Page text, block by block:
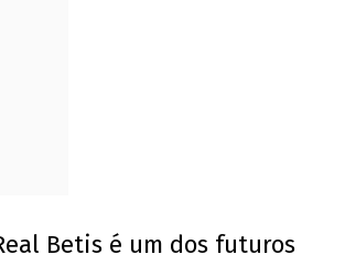
Betis é um dos futuros